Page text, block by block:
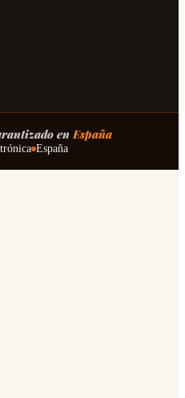
enEspaña
España